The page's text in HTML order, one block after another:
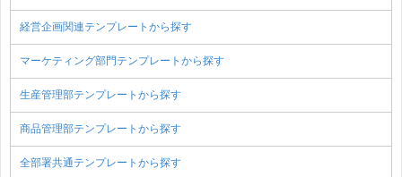
経営企画関連テンプレートから探す
マーケティング部門テンプレートから探す
生産管理部テンプレートから探す
商品管理部テンプレートから探す
全部署共通テンプレートから探す